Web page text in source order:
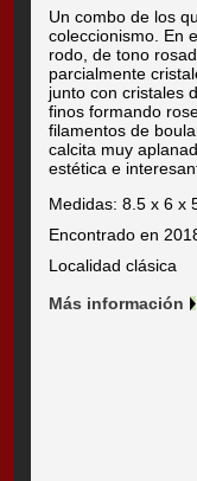
Un combo de los
coleccionismo. En
rodo, de tono
parcialmente
junto con cristales
finos formando
filamentos de
calcita muy
estética e
Medidas: 8.5 x 6 x
Encontrado en
Localidad clásica
Más información